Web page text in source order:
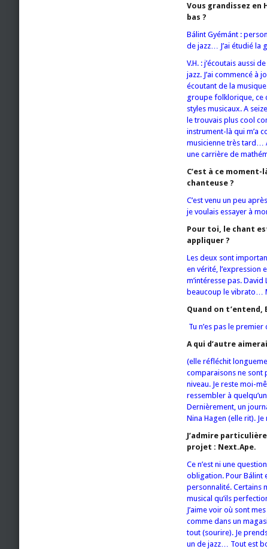
Vous grandissez en
bas ?
Bálint Gyémánt :
de jazz… J’ai étudié la
V.H. : j’écoutais aussi
jazz. J’ai commencé à
écoutant de la musique
groupe folklorique, ce
styles musicaux. A
le trouvais plus cool
instrument-là qui m’a
musicienne très tard…
une carrière de
C’est à ce
chanteuse ?
C’est venu un peu
je voulais essayer à
Pour toi, le chant
appliquer ?
Les deux sont
en vérité, l’expression
m’intéresse pas. David
beaucoup le vibrato…
Quand on
Tu n’es pas le premier
A qui d’autre
(elle réfléchit
comparaisons ne sont
niveau. Je reste moi-
ressembler à
Dernièrement, un
Nina Hagen (elle rit). Je
J’admire
projet : Next.Ape.
Ce n’est ni une
obligation. Pour Bálint
personnalité. Certains
musical qu’ils
J’aime voir où sont
comme dans un
tout (sourire). Je
un de jazz… Tout est